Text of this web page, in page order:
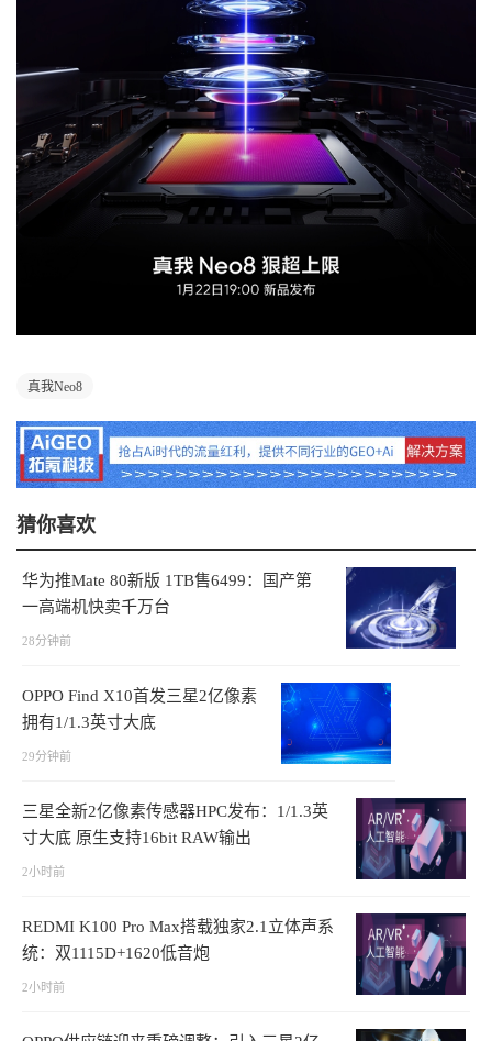
真我Neo8
猜你喜欢
华为推Mate 80新版 1TB售6499：国产第
一高端机快卖千万台
28分钟前
OPPO Find X10首发三星2亿像素
拥有1/1.3英寸大底
29分钟前
三星全新2亿像素传感器HPC发布：1/1.3英
寸大底 原生支持16bit RAW输出
2小时前
REDMI K100 Pro Max搭载独家2.1立体声系
统：双1115D+1620低音炮
2小时前